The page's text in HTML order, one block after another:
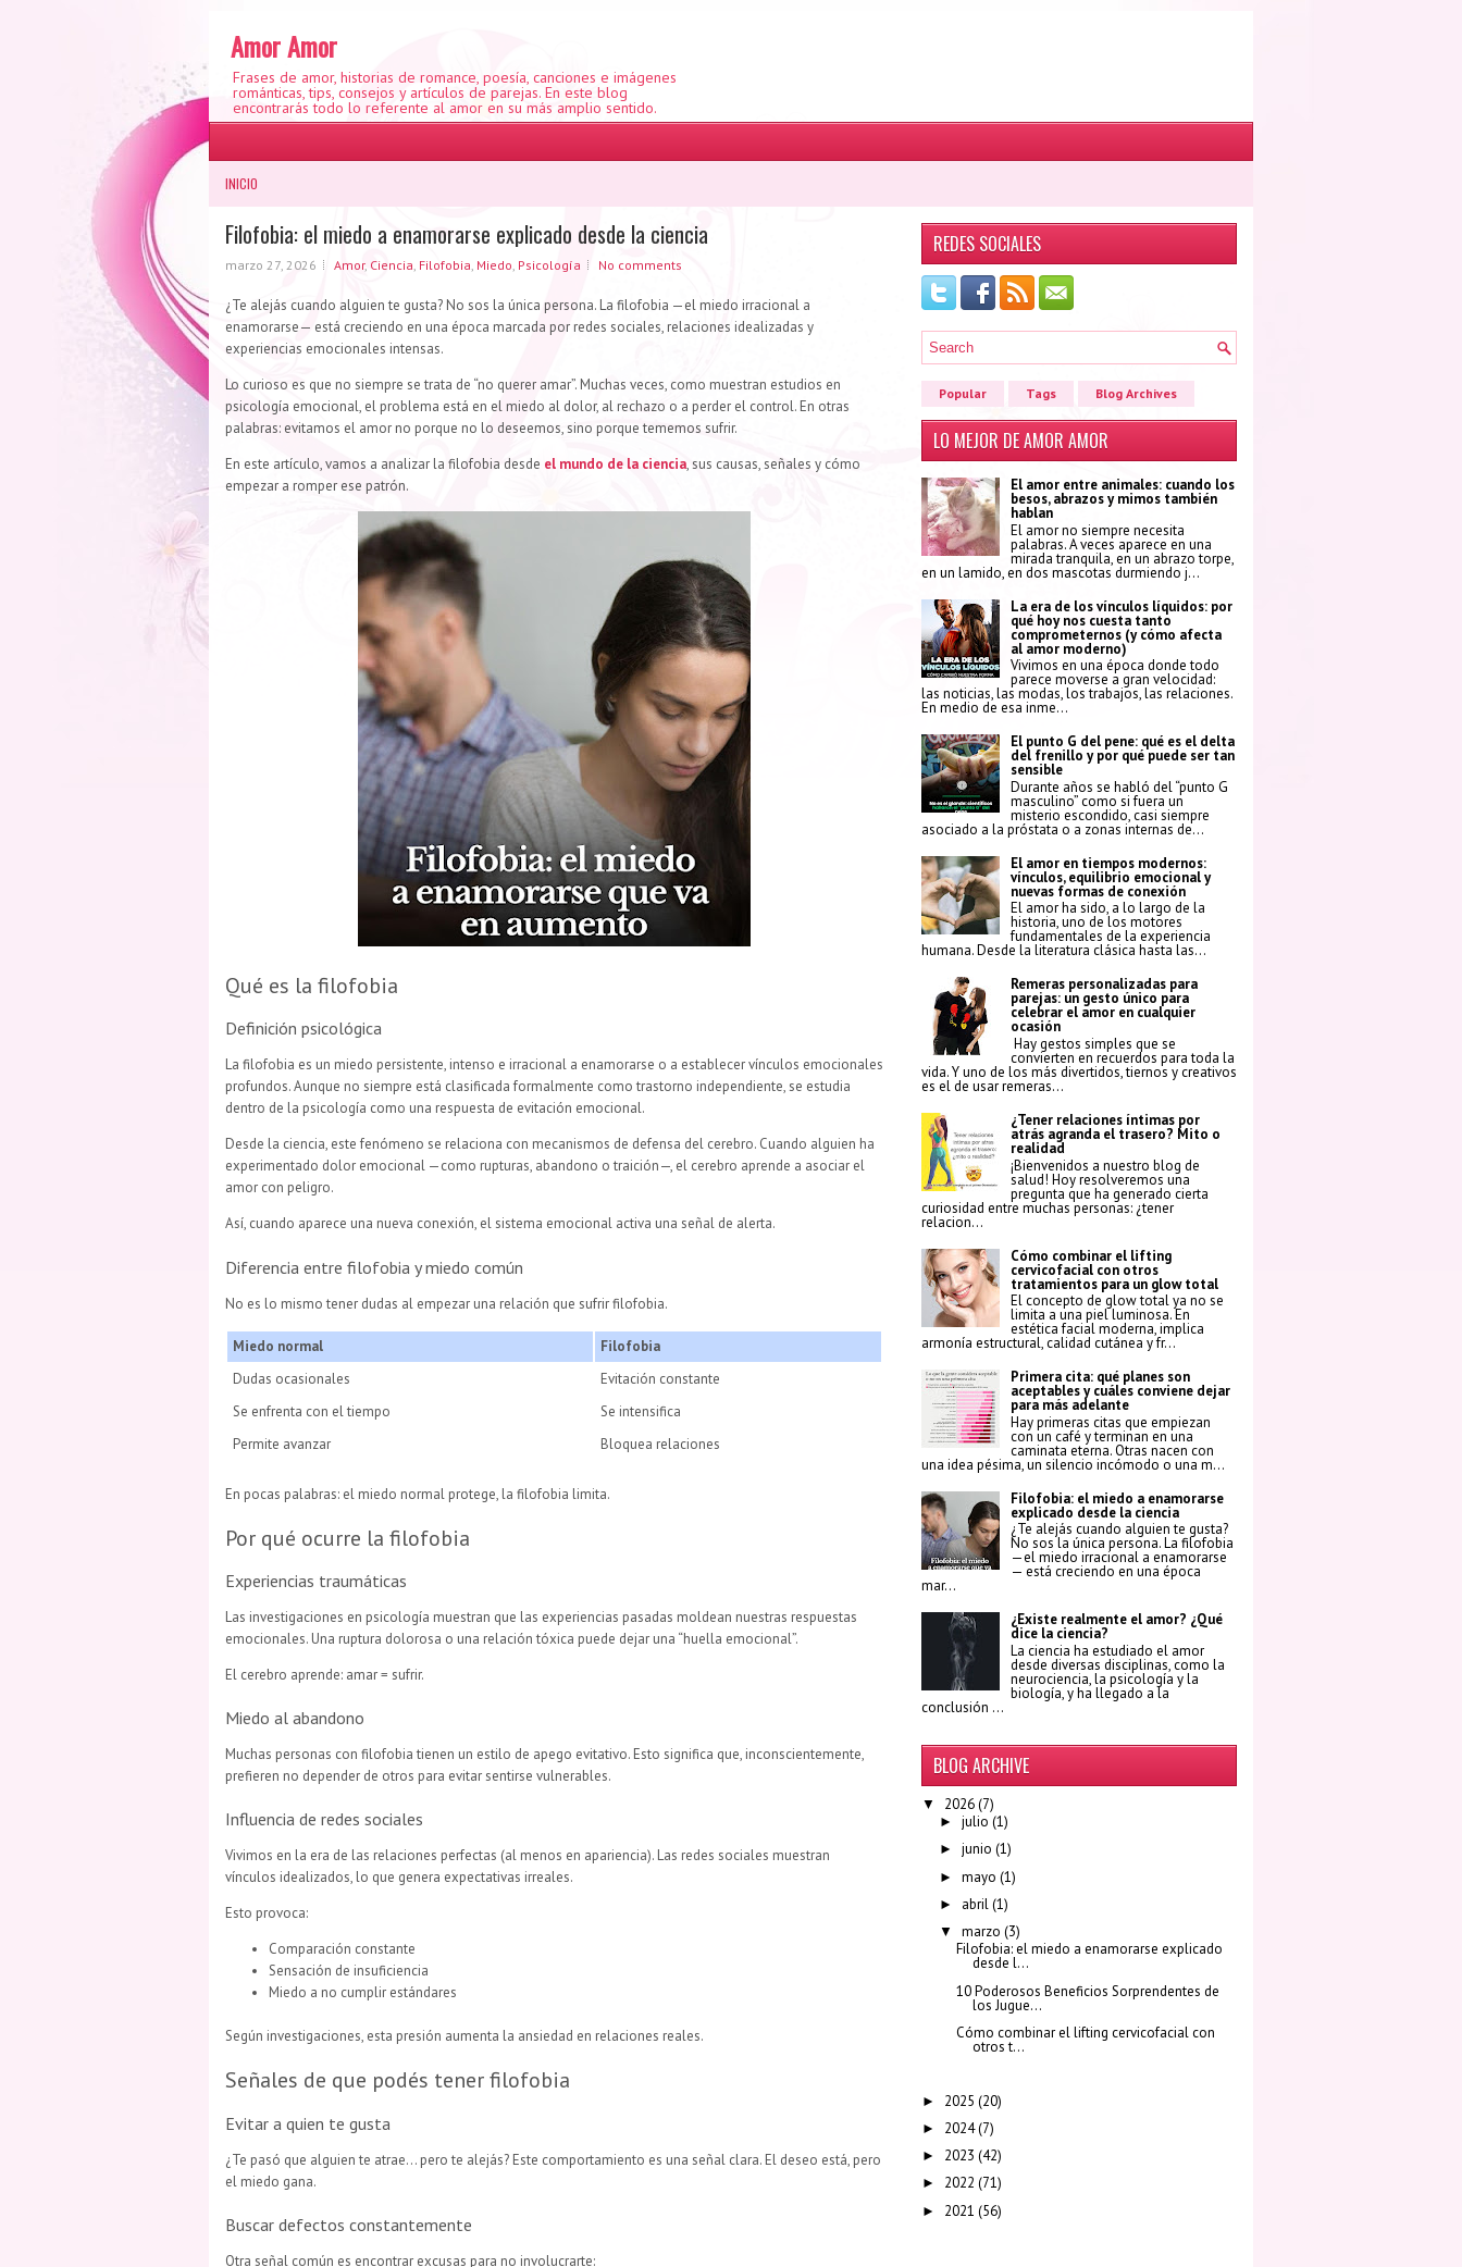
Amor Amor
Frases de amor, historias de romance, poesía, canciones e imágenes
románticas, tips, consejos y artículos de parejas. En este blog
encontrarás todo lo referente al amor en su más amplio sentido.
INICIO
Filofobia: el miedo a enamorarse explicado desde la ciencia
marzo 27, 2026 Amor, Ciencia, Filofobia, Miedo, Psicología No comments
¿Te alejás cuando alguien te gusta? No sos la única persona. La filofobia —el miedo irracional a
enamorarse— está creciendo en una época marcada por redes sociales, relaciones idealizadas y
experiencias emocionales intensas.
Lo curioso es que no siempre se trata de “no querer amar”. Muchas veces, como muestran estudios en
psicología emocional, el problema está en el miedo al dolor, al rechazo o a perder el control. En otras
palabras: evitamos el amor no porque no lo deseemos, sino porque tememos sufrir.
En este artículo, vamos a analizar la filofobia desde el mundo de la ciencia, sus causas, señales y cómo
empezar a romper ese patrón.
Qué es la filofobia
Definición psicológica
La filofobia es un miedo persistente, intenso e irracional a enamorarse o a establecer vínculos emocionales
profundos. Aunque no siempre está clasificada formalmente como trastorno independiente, se estudia
dentro de la psicología como una respuesta de evitación emocional.
Desde la ciencia, este fenómeno se relaciona con mecanismos de defensa del cerebro. Cuando alguien ha
experimentado dolor emocional —como rupturas, abandono o traición—, el cerebro aprende a asociar el
amor con peligro.
Así, cuando aparece una nueva conexión, el sistema emocional activa una señal de alerta.
Diferencia entre filofobia y miedo común
No es lo mismo tener dudas al empezar una relación que sufrir filofobia.
Miedo normal
Filofobia
Dudas ocasionales
Evitación constante
Se enfrenta con el tiempo
Se intensifica
Permite avanzar
Bloquea relaciones
En pocas palabras: el miedo normal protege, la filofobia limita.
Por qué ocurre la filofobia
Experiencias traumáticas
Las investigaciones en psicología muestran que las experiencias pasadas moldean nuestras respuestas
emocionales. Una ruptura dolorosa o una relación tóxica puede dejar una “huella emocional”.
El cerebro aprende: amar = sufrir.
Miedo al abandono
Muchas personas con filofobia tienen un estilo de apego evitativo. Esto significa que, inconscientemente,
prefieren no depender de otros para evitar sentirse vulnerables.
Influencia de redes sociales
Vivimos en la era de las relaciones perfectas (al menos en apariencia). Las redes sociales muestran
vínculos idealizados, lo que genera expectativas irreales.
Esto provoca:
Comparación constante
Sensación de insuficiencia
Miedo a no cumplir estándares
Según investigaciones, esta presión aumenta la ansiedad en relaciones reales.
Señales de que podés tener filofobia
Evitar a quien te gusta
¿Te pasó que alguien te atrae… pero te alejás? Este comportamiento es una señal clara. El deseo está, pero
el miedo gana.
Buscar defectos constantemente
Otra señal común es encontrar excusas para no involucrarte:
REDES SOCIALES
Popular Tags Blog Archives
LO MEJOR DE AMOR AMOR
El amor entre animales: cuando los
besos, abrazos y mimos también
hablan
El amor no siempre necesita
palabras. A veces aparece en una
mirada tranquila, en un abrazo torpe,
en un lamido, en dos mascotas durmiendo j...
La era de los vínculos líquidos: por
qué hoy nos cuesta tanto
comprometernos (y cómo afecta
al amor moderno)
Vivimos en una época donde todo
parece moverse a gran velocidad:
las noticias, las modas, los trabajos, las relaciones.
En medio de esa inme...
El punto G del pene: qué es el delta
del frenillo y por qué puede ser tan
sensible
Durante años se habló del “punto G
masculino” como si fuera un
misterio escondido, casi siempre
asociado a la próstata o a zonas internas de...
El amor en tiempos modernos:
vínculos, equilibrio emocional y
nuevas formas de conexión
El amor ha sido, a lo largo de la
historia, uno de los motores
fundamentales de la experiencia
humana. Desde la literatura clásica hasta las...
Remeras personalizadas para
parejas: un gesto único para
celebrar el amor en cualquier
ocasión
Hay gestos simples que se
convierten en recuerdos para toda la
vida. Y uno de los más divertidos, tiernos y creativos
es el de usar remeras...
¿Tener relaciones íntimas por
atrás agranda el trasero? Mito o
realidad
¡Bienvenidos a nuestro blog de
salud! Hoy resolveremos una
pregunta que ha generado cierta
curiosidad entre muchas personas: ¿tener
relacion...
Cómo combinar el lifting
cervicofacial con otros
tratamientos para un glow total
El concepto de glow total ya no se
limita a una piel luminosa. En
estética facial moderna, implica
armonía estructural, calidad cutánea y fr...
Primera cita: qué planes son
aceptables y cuáles conviene dejar
para más adelante
Hay primeras citas que empiezan
con un café y terminan en una
caminata eterna. Otras nacen con
una idea pésima, un silencio incómodo o una m...
Filofobia: el miedo a enamorarse
explicado desde la ciencia
¿Te alejás cuando alguien te gusta?
No sos la única persona. La filofobia
—el miedo irracional a enamorarse
— está creciendo en una época
mar...
¿Existe realmente el amor? ¿Qué
dice la ciencia?
La ciencia ha estudiado el amor
desde diversas disciplinas, como la
neurociencia, la psicología y la
biología, y ha llegado a la
conclusión ...
BLOG ARCHIVE
▼ 2026(7)
► julio (1)
► junio (1)
► mayo (1)
► abril (1)
▼ marzo (3)
Filofobia: el miedo a enamorarse explicado
desde l...
10 Poderosos Beneficios Sorprendentes de
los Jugue...
Cómo combinar el lifting cervicofacial con
otros t...
► 2025 (20)
► 2024(7)
► 2023 (42)
► 2022 (71)
► 2021 (56)